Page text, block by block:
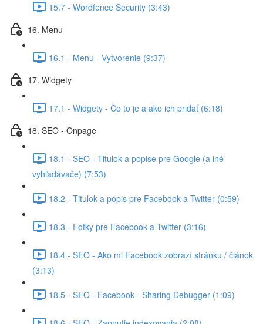
15.7 - Wordfence Security (3:43)
16. Menu
16.1 - Menu - Vytvorenie (9:37)
17. Widgety
17.1 - Widgety - Čo to je a ako ich pridať (6:18)
18. SEO - Onpage
18.1 - SEO - Titulok a popise pre Google (a iné
vyhľadávače) (7:53)
18.2 - Titulok a popis pre Facebook a Twitter (0:59)
18.3 - Fotky pre Facebook a Twitter (3:16)
18.4 - SEO - Ako mi Facebook zobrazí stránku / článok
(3:13)
18.5 - SEO - Facebook - Sharing Debugger (1:09)